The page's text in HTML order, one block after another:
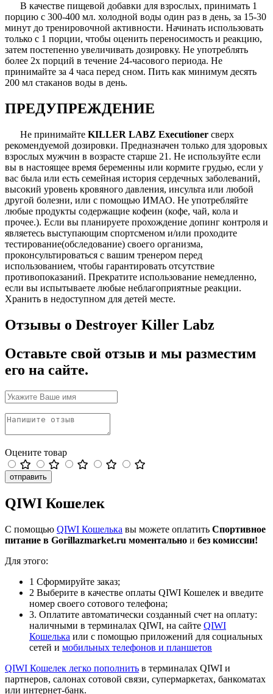
В качестве пищевой добавки для взрослых, принимать 1
порцию с 300-400 мл. холодной воды один раз в день, за 15-30
минут до тренировочной активности. Начинать использовать
только с 1 порции, чтобы оценить переносимость и реакцию,
затем постепенно увеличивать дозировку. Не употреблять
более 2х порций в течение 24-часового периода. Не
принимайте за 4 часа перед сном. Пить как минимум десять
200 мл стаканов воды в день.
ПРЕДУПРЕЖДЕНИЕ
Не принимайте KILLER LABZ Executioner сверх
рекомендуемой дозировки. Предназначен только для здоровых
взрослых мужчин в возрасте старше 21. Не используйте если
вы в настоящее время беременны или кормите грудью, если у
вас была или есть семейная история сердечных заболеваний,
высокий уровень кровяного давления, инсульта или любой
другой болезни, или с помощью ИМАО. Не употребляйте
любые продукты содержащие кофеин (кофе, чай, кола и
прочее.). Если вы планируете прохождение допинг контроля и
являетесь выступающим спортсменом и/или проходите
тестирование(обследование) своего организма,
проконсультироваться с вашим тренером перед
использованием, чтобы гарантировать отсутствие
противопоказаний. Прекратите использование немедленно,
если вы испытываете любые неблагоприятные реакции.
Хранить в недоступном для детей месте.
Отзывы о Destroyer Killer Labz
Оставьте свой отзыв и мы разместим
его на сайте.
Оцените товар
отправить
QIWI Кошелек
С помощью QIWI Кошелька вы можете оплатить Спортивное
питание в Gorillazmarket.ru моментально и без комиссии!
Для этого:
1 Сформируйте заказ;
2 Выберите в качестве оплаты QIWI Кошелек и введите
номер своего сотового телефона;
3. Оплатите автоматически созданный счет на оплату:
наличными в терминалах QIWI, на сайте QIWI
Кошелька или с помощью приложений для социальных
сетей и мобильных телефонов и планшетов
QIWI Кошелек легко пополнить в терминалах QIWI и
партнеров, салонах сотовой связи, супермаркетах, банкоматах
или интернет-банк.